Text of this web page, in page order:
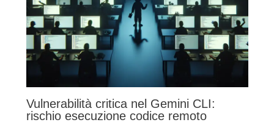
Vulnerabilità critica nel Gemini CLI:
rischio esecuzione codice remoto